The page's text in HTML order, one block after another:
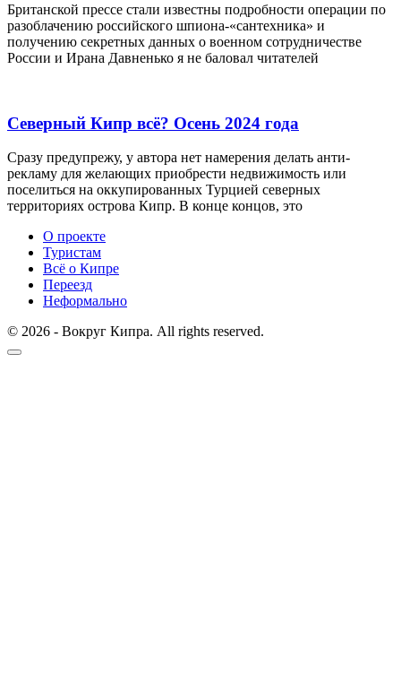
Британской прессе стали известны подробности операции по
разоблачению российского шпиона-«сантехника» и
получению секретных данных о военном сотрудничестве
России и Ирана Давненько я не баловал читателей
Северный Кипр всё? Осень 2024 года
Сразу предупрежу, у автора нет намерения делать анти-
рекламу для желающих приобрести недвижимость или
поселиться на оккупированных Турцией северных
территориях острова Кипр. В конце концов, это
О проекте
Туристам
Всё о Кипре
Переезд
Неформально
© 2026 - Вокруг Кипра. All rights reserved.